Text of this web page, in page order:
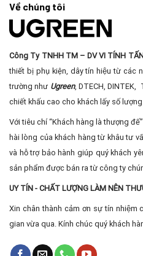
Về chúng tôi
Công Ty TNHH TM – DV VI TÍNH
thiết bị phụ kiện, dây tín hiệu từ các
trường như Ugreen, DTECH,
chiết khấu cao cho khách lấy số
Với tiêu chí “Khách hàng là thượng
hài lòng của khách hàng từ khâu tư
và hỗ trợ bảo hành giúp quý khách
sản phẩm được bán ra từ công ty
UY TÍN - CHẤT LƯỢNG LÀM NÊN
Xin chân thành cảm ơn sự tín nhiệm
gian vừa qua. Kính chúc quý khách